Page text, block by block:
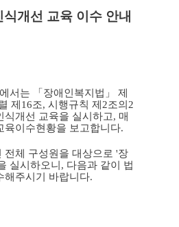
개선 교육 이수 안내
서는 「장애인복지법」 제
제16조, 시행규칙 제2조의2
식개선 교육을 실시하고, 매
육이수현황을 보고합니다.
전체 구성원을 대상으로 '장
실시하오니, 다음과 같이 법
해주시기 바랍니다.